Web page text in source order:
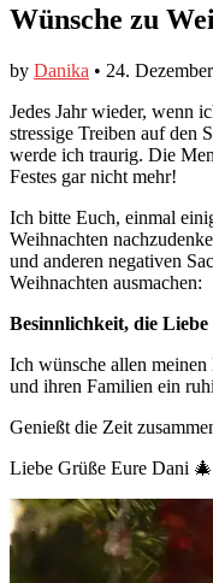
Wünsche zu
by Danika • 24.
​Jedes Jahr wieder, wenn
stressige Treiben auf den
werde ich traurig. Die
Festes gar nicht mehr!
Ich bitte Euch, einmal
Weihnachten
und anderen negativen
Weihnachten ausmachen:
Besinnlichkeit, die
Ich wünsche allen
und ihren Familien ein
Genießt die Zeit
Liebe Grüße Eure Dani